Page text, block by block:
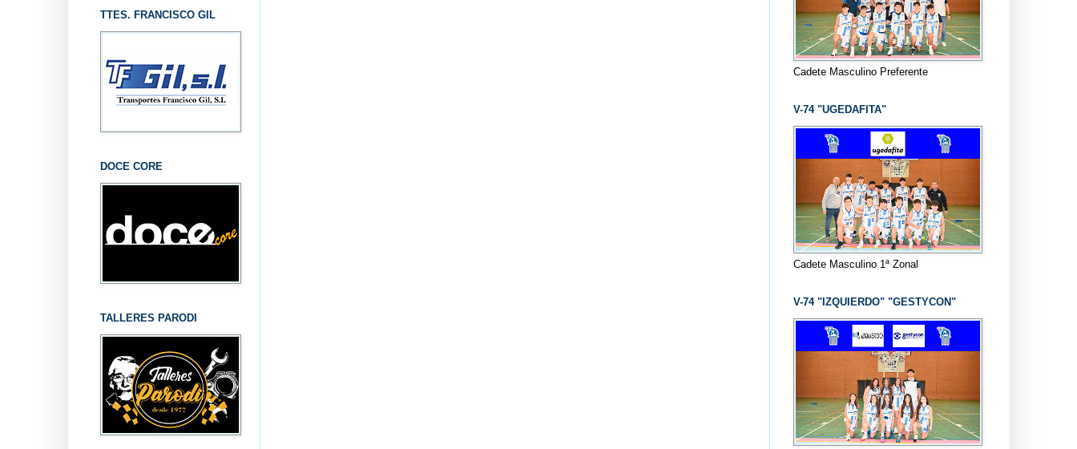
TTES. FRANCISCO GIL
DOCE CORE
TALLERES PARODI
Cadete Masculino Preferente
V-74 "UGEDAFITA"
Cadete Masculino 1ª Zonal
V-74 "IZQUIERDO" "GESTYCON"